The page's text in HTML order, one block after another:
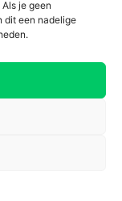
je geen
dit een nadelige